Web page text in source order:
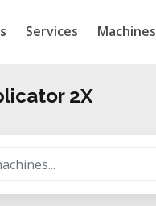
Services Machines
2X